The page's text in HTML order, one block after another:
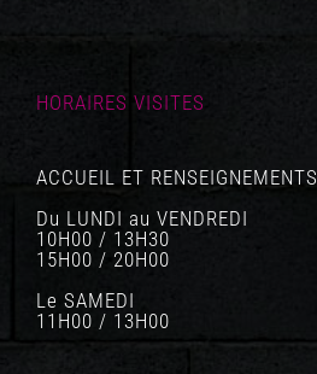
HORAIRES VISITES
ACCUEIL ET RENSEIGNEMENTS
Du LUNDI au VENDREDI
10H00 / 13H30
15H00 / 20H00
Le SAMEDI
11H00 / 13H00